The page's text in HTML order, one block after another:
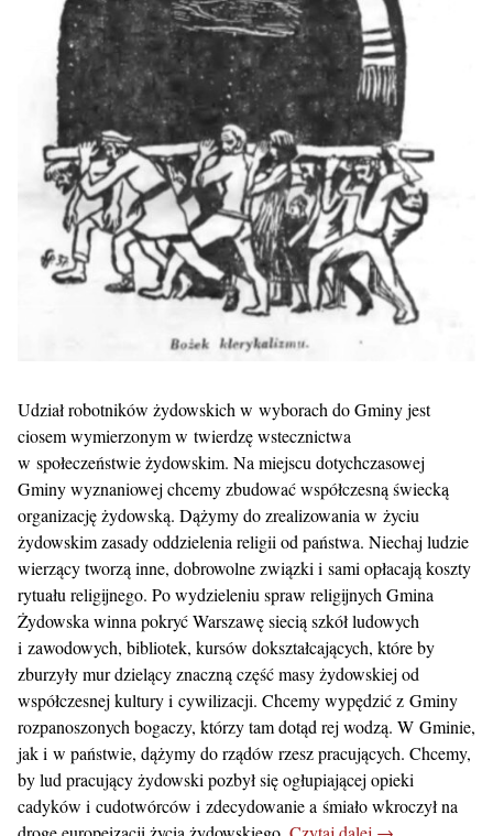
Udział robotników żydowskich w wyborach do Gminy jest
ciosem wymierzonym w twierdzę wstecznictwa
w społeczeństwie żydowskim. Na miejscu dotychczasowej
Gminy wyznaniowej chcemy zbudować współczesną świecką
organizację żydowską. Dążymy do zrealizowania w życiu
żydowskim zasady oddzielenia religii od państwa. Niechaj ludzie
wierzący tworzą inne, dobrowolne związki i sami opłacają koszty
rytuału religijnego. Po wydzieleniu spraw religijnych Gmina
Żydowska winna pokryć Warszawę siecią szkół ludowych
i zawodowych, bibliotek, kursów dokształcających, które by
zburzyły mur dzielący znaczną część masy żydowskiej od
współczesnej kultury i cywilizacji. Chcemy wypędzić z Gminy
rozpanoszonych bogaczy, którzy tam dotąd rej wodzą. W Gminie,
jak i w państwie, dążymy do rządów rzesz pracujących. Chcemy,
by lud pracujący żydowski pozbył się ogłupiającej opieki
cadyków i cudotwórców i zdecydowanie a śmiało wkroczył na